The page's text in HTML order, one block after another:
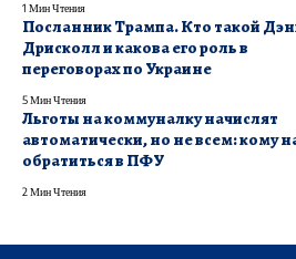
1 Мин Чтения
Посланник Трампа. Кто такой
Дрисколл и какова его роль в
переговорах по Украине
5 Мин Чтения
Льготы на коммуналку начислят
автоматически, но не всем: кому
обратиться в ПФУ
2 Мин Чтения